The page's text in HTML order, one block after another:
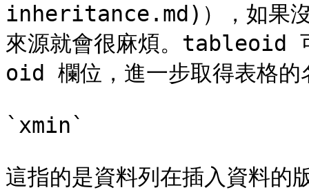
inheritance.md)），如果沒
來源就會很麻煩。tableoid
oid 欄位，進一步取得表格的
`xmin`
這指的是資料列在插入資料的